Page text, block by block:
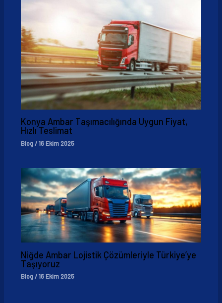
Konya Ambar Taşımacılığında Uygun Fiyat,
Hızlı Teslimat
Blog/16 Ekim 2025
Niğde Ambar Lojistik Çözümleriyle Türkiye’ye
Taşıyoruz
Blog/16 Ekim 2025